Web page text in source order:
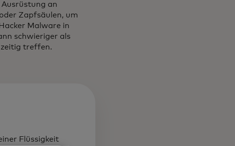
an
Zapfsäulen, um
Malware in
schwieriger als
treffen.
Flüssigkeit